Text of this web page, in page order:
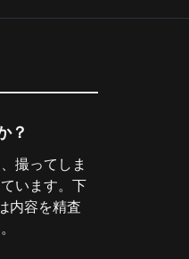
？
撮ってしま
います。下
内容を精査